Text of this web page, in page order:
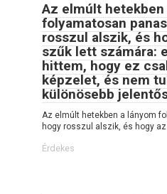
Az elmúlt hetekben
folyamatosan
rosszul alszik, és
szűk lett számára:
hittem, hogy ez
képzelet, és nem
különösebb
Az elmúlt hetekben a lányom
hogy rosszul alszik, és hogy
Érdekes